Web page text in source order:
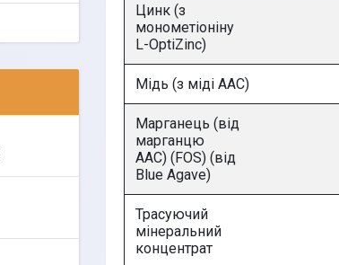
Цинк (з
монометіоніну
L-OptiZinc)
Мідь (з міді AAC)
Марганець (від
марганцю
AAC) (FOS) (від
Blue Agave)
Трасуючий
мінеральний
концентрат